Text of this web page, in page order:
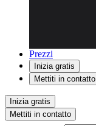
Prezzi
Inizia gratis
Mettiti in contatto
Inizia gratis
Mettiti in contatto